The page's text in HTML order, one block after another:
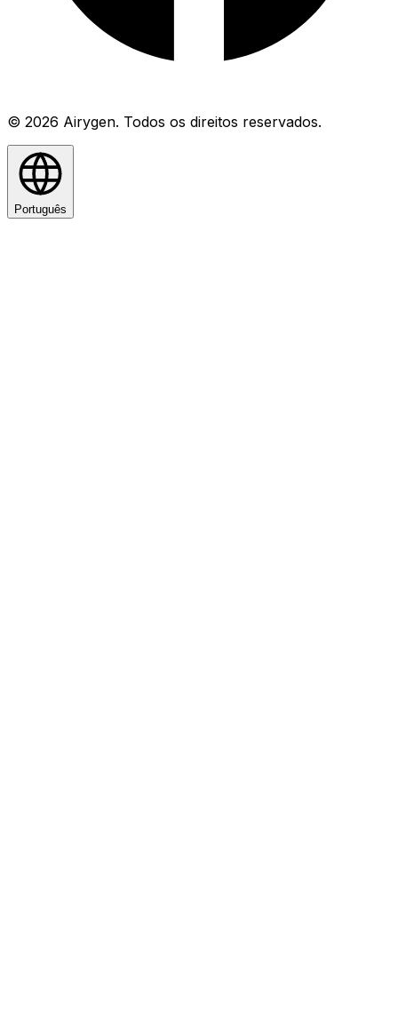
© 2026 Airygen. Todos os direitos reservados.
Português